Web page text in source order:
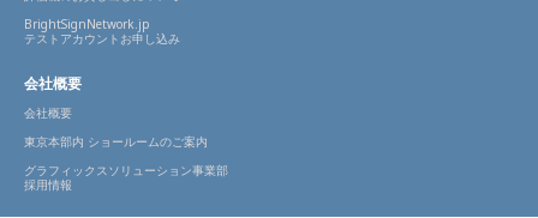
BrightSignNetwork.jp
テストアカウントお申し込み
会社概要
会社概要
東京本部内 ショールームのご案内
グラフィックスソリューション事業部
採用情報